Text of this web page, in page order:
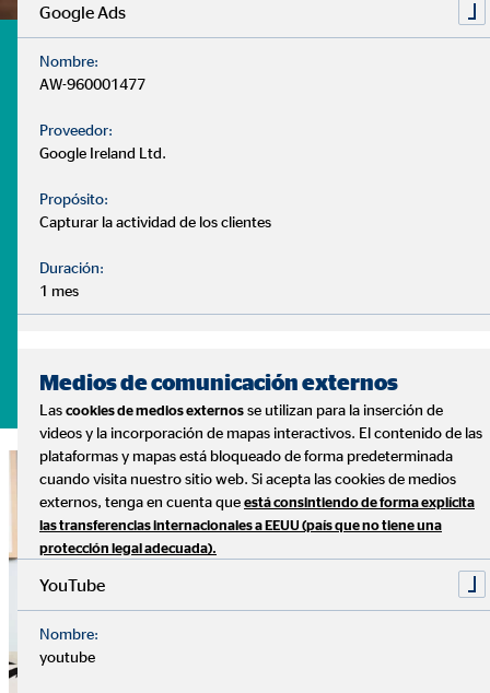
¿Tienes dudas? te ayudamos
- ¿Cuándo debo comenzar a pensar en mi jubilación?
- ¿Puedo disponer de un plan de ahorro ajustado a mis
necesidades?
Son muchas las dudas que surgen a la hora de gestionar
necesidades y prioridades.
Lo sabemos, y podemos ayudarte
Pide tu cita sin compromiso
Google Ads
Nombre:
AW-960001477
Proveedor:
Google Ireland Ltd.
Propósito:
Capturar la actividad de los clientes
Duración:
1 mes
Medios de comunicación externos
Las cookies de medios externos se utilizan para la inserción de
videos y la incorporación de mapas interactivos. El contenido de las
plataformas y mapas está bloqueado de forma predeterminada
cuando visita nuestro sitio web. Si acepta las cookies de medios
externos, tenga en cuenta que está consintiendo de forma explícita
las transferencias internacionales a EEUU (país que no tiene una
protección legal adecuada).
YouTube
Nombre:
youtube